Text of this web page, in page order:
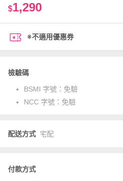
$1,290
※不適用優惠券
檢驗碼
BSMI 字號： 免驗
NCC 字號： 免驗
配送方式 宅配
付款方式